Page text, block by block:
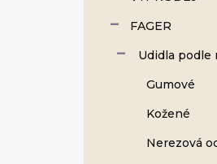
FAGER
Udidla podle
Gumové
Kožené
Nerezová